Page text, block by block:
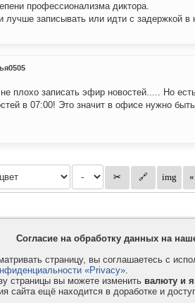
профессионализма диктора.
лучше записывать или идти с задержкой в
плохо записать эфир новостей..... Но
в 07:00! Это значит в офисе нужно
Согласие на обработку данных на
страницу, вы соглашаетесь с
«Privacy».
страницы вы можете изменить валюту и
сайта ещё находится в доработке и